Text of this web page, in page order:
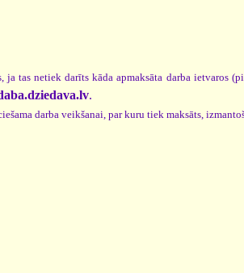
tas netiek darīts kāda apmaksāta darba ietvaros
.
darba veikšanai, par kuru tiek maksāts,